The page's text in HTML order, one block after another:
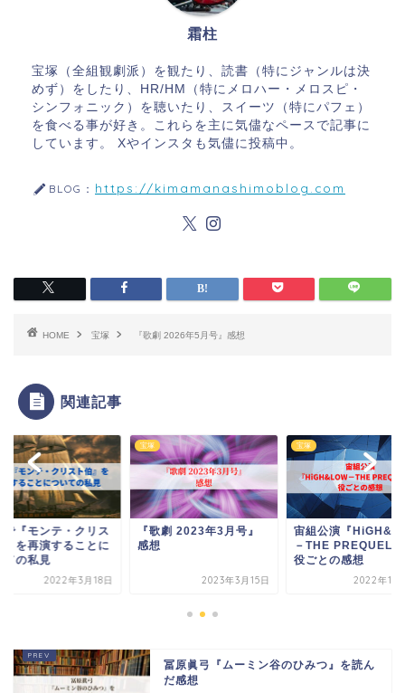
霜柱
宝塚（全組観劇派）を観たり、読書（特にジャンルは決
めず）をしたり、HR/HM（特にメロハー・メロスピ・
シンフォニック）を聴いたり、スイーツ（特にパフェ）
を食べる事が好き。これらを主に気儘なペースで記事に
しています。 Xやインスタも気儘に投稿中。
BLOG： https://kimamanashimoblog.com
HOME 宝塚 『歌劇 2026年5月号』感想
関連記事
で『モンテ・クリス
』を再演することに
ての私見
2022年3月18日
宝塚
『歌劇 2023年3月号』
感想
2023年3月15日
宝塚
宙組公演『
－THE PREQUEL
役ごとの感想
2022年11
冨原眞弓『ムーミン谷のひみつ』を読ん
だ感想